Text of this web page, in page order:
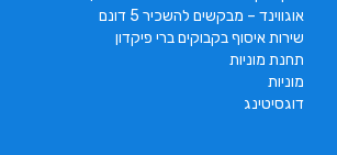
אוגווינד – מבקשים להשכיר 5 דונם
שירות איסוף בקבוקים ברי פיקדון
תחנת מוניות
מוניות
דוגסיטינג